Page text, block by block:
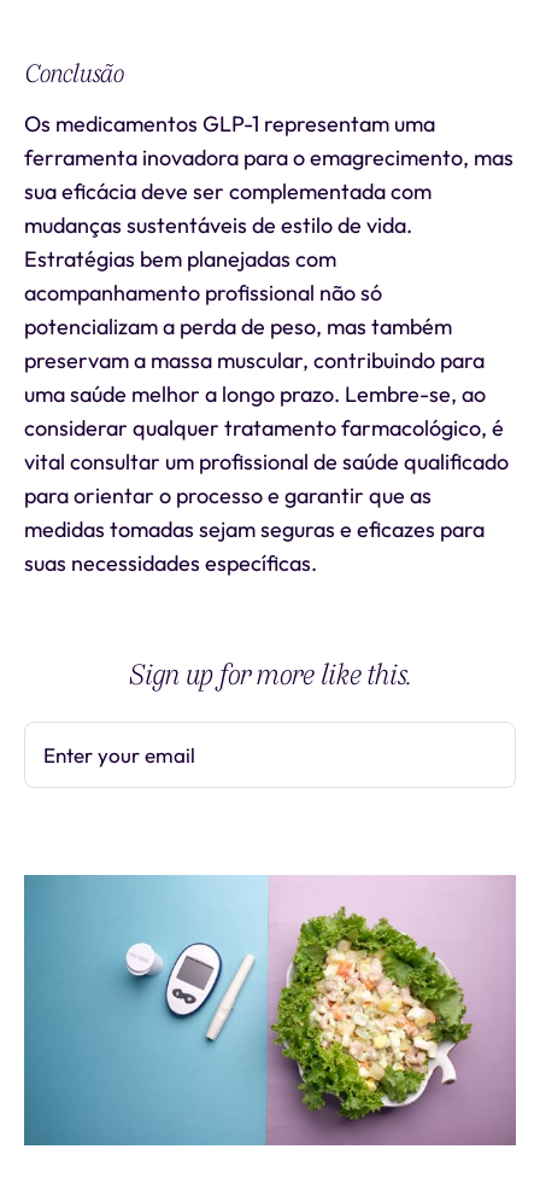
Conclusão
Os medicamentos GLP-1 representam uma
ferramenta inovadora para o emagrecimento, mas
sua eficácia deve ser complementada com
mudanças sustentáveis de estilo de vida.
Estratégias bem planejadas com
acompanhamento profissional não só
potencializam a perda de peso, mas também
preservam a massa muscular, contribuindo para
uma saúde melhor a longo prazo. Lembre-se, ao
considerar qualquer tratamento farmacológico, é
vital consultar um profissional de saúde qualificado
para orientar o processo e garantir que as
medidas tomadas sejam seguras e eficazes para
suas necessidades específicas.
Sign up for more like this.
Enter your email